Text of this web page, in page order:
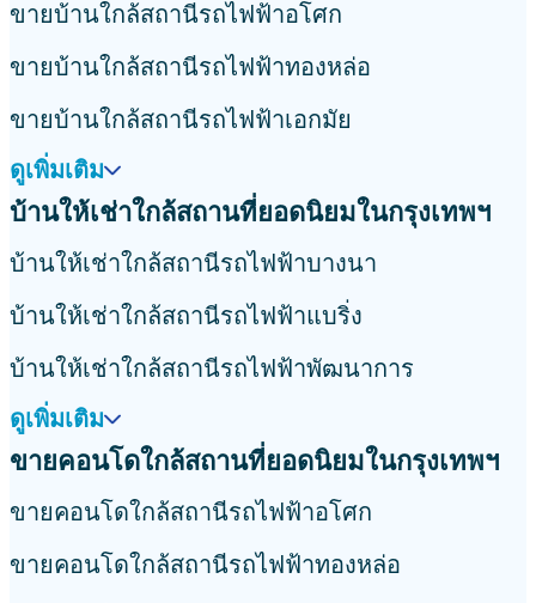
ขายบ้านใกล้สถานีรถไฟฟ้าอโศก
ขายบ้านใกล้สถานีรถไฟฟ้าทองหล่อ
ขายบ้านใกล้สถานีรถไฟฟ้าเอกมัย
ดูเพิ่มเติม
บ้านให้เช่าใกล้สถานที่ยอดนิยมในกรุงเทพฯ
บ้านให้เช่าใกล้สถานีรถไฟฟ้าบางนา
บ้านให้เช่าใกล้สถานีรถไฟฟ้าแบริ่ง
บ้านให้เช่าใกล้สถานีรถไฟฟ้าพัฒนาการ
ดูเพิ่มเติม
ขายคอนโดใกล้สถานที่ยอดนิยมในกรุงเทพฯ
ขายคอนโดใกล้สถานีรถไฟฟ้าอโศก
ขายคอนโดใกล้สถานีรถไฟฟ้าทองหล่อ